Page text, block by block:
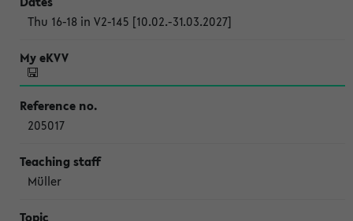
Thu 16-18 in V2-145 [10.02.-31.03.2027]
205017
Müller